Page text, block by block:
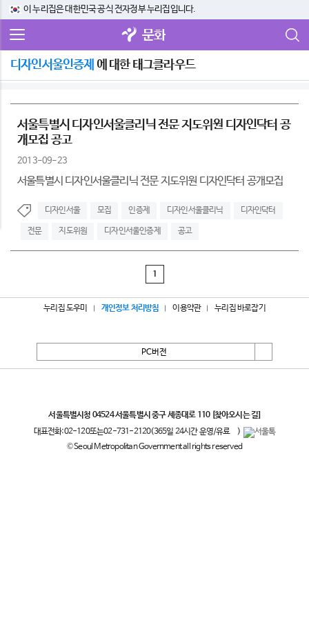
이 누리집은 대한민국 공식 전자정부 누리집입니다.
문화
디자인서울인증제 에 대한 태그클라우드
서울특별시 디자인서울클리닉 전문 지도위원 디자인닥터 공
개모집 공고
2013-09-23
서울특별시 디자인서울클리닉 전문 지도위원 디자인닥터 공개모집
디자인서울 모집 인증제 디자인서울클리닉 디자인닥터
전문 지도위원 디자인서울인증제 공고
1
누리집 도우미 개인정보 처리방침 이용약관 누리집 바로잡기
PC버전
서울특별시청 04524 서울특별시 중구 세종대로 110 [찾아오시는 길]
대표전화:02-120또는02-731-2120(365일 24시간 운영/유료
)
© Seoul Metropolitan Government all rights reserved